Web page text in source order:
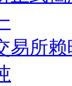
易所